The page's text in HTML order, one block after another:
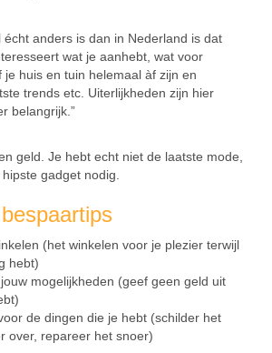
anders is dan in Nederland is dat
wat je aanhebt, wat voor
je huis en tuin helemaal àf zijn en
trends etc. Uiterlijkheden zijn hier
belangrijk.”
geld. Je hebt echt niet de laatste mode,
gadget nodig.
(het winkelen voor je plezier terwijl
hebt)
mogelijkheden (geef geen geld uit
de dingen die je hebt (schilder het
over, repareer het snoer)